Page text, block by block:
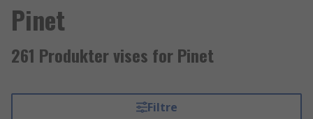
Pinet
261 Produkter vises for Pinet
Filtre